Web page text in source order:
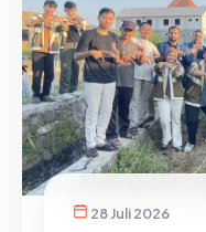
28 Juli 2026